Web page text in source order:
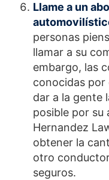
Llame a un
personas
llamar a su
embargo, las
conocidas por
dar a la gente
posible por su
Hernandez
obtener la
otro
seguros.